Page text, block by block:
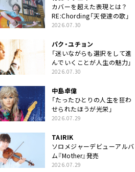
カバーを超えた表現とは？
RE:Chording「天使達の歌」
2026.07.30
パク・ユチョン
「迷いながらも選択をして進
んでいくことが人生の魅力」
2026.07.30
中島卓偉
「たったひとりの人生を狂わ
せられたほうが光栄」
2026.07.29
TAIRIK
ソロメジャーデビューアルバ
ム『Mother』発売
2026.07.29